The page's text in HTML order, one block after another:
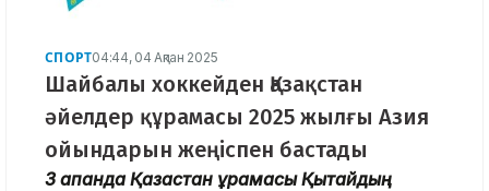
СПОРТ04:44, 04 Ақпан 2025
Шайбалы хоккейден Қазақстан
әйелдер құрамасы 2025 жылғы Азия
ойындарын жеңіспен бастады
3 ақпанда Қазақстан құрамасы Қытайдың